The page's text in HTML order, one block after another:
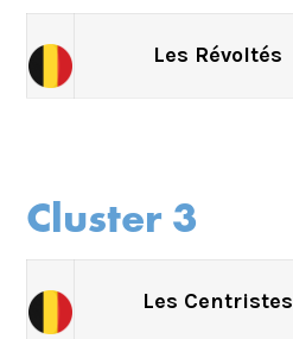
Les Révoltés
Cluster 3
Les Centristes